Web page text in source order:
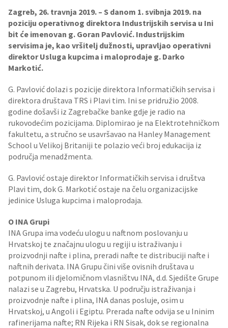
Zagreb, 26. travnja 2019. – S danom 1. svibnja 2019. na
poziciju operativnog direktora Industrijskih servisa u Ini
bit će imenovan g. Goran Pavlović. Industrijskim
servisima je, kao vršitelj dužnosti, upravljao operativni
direktor Usluga kupcima i maloprodaje g. Darko
Markotić.
G. Pavlović dolazi s pozicije direktora Informatičkih servisa i
direktora društava TRS i Plavi tim. Ini se pridružio 2008.
godine došavši iz Zagrebačke banke gdje je radio na
rukovodećim pozicijama. Diplomirao je na Elektrotehničkom
fakultetu, a stručno se usavršavao na Hanley Management
School u Velikoj Britaniji te polazio veći broj edukacija iz
područja menadžmenta.
G. Pavlović ostaje direktor Informatičkih servisa i društva
Plavi tim, dok G. Markotić ostaje na čelu organizacijske
jedinice Usluga kupcima i maloprodaja.
O INA Grupi
INA Grupa ima vodeću ulogu u naftnom poslovanju u
Hrvatskoj te značajnu ulogu u regiji u istraživanju i
proizvodnji nafte i plina, preradi nafte te distribuciji nafte i
naftnih derivata. INA Grupu čini više ovisnih društava u
potpunom ili djelomičnom vlasništvu INA, d.d. Sjedište Grupe
nalazi se u Zagrebu, Hrvatska. U području istraživanja i
proizvodnje nafte i plina, INA danas posluje, osim u
Hrvatskoj, u Angoli i Egiptu. Prerada nafte odvija se u Ininim
rafinerijama nafte; RN Rijeka i RN Sisak, dok se regionalna